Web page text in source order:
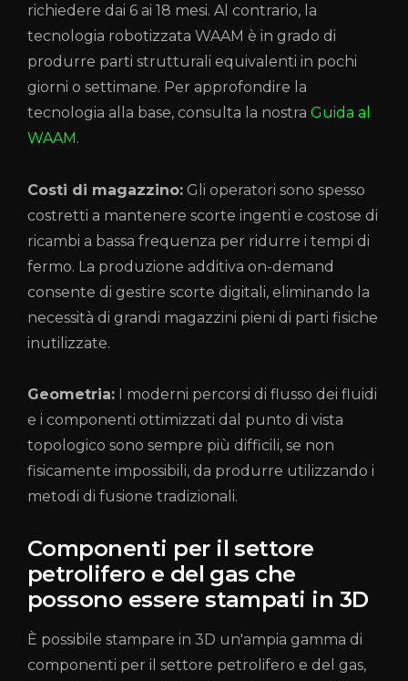
richiedere dai 6 ai 18 mesi. Al contrario, la
tecnologia robotizzata WAAM è in grado di
produrre parti strutturali equivalenti in pochi
giorni o settimane. Per approfondire la
tecnologia alla base, consulta la nostra Guida al
WAAM.
Costi di magazzino: Gli operatori sono spesso
costretti a mantenere scorte ingenti e costose di
ricambi a bassa frequenza per ridurre i tempi di
fermo. La produzione additiva on-demand
consente di gestire scorte digitali, eliminando la
necessità di grandi magazzini pieni di parti fisiche
inutilizzate.
Geometria: I moderni percorsi di flusso dei fluidi
e i componenti ottimizzati dal punto di vista
topologico sono sempre più difficili, se non
fisicamente impossibili, da produrre utilizzando i
metodi di fusione tradizionali.
Componenti per il settore
petrolifero e del gas che
possono essere stampati in 3D
È possibile stampare in 3D un'ampia gamma di
componenti per il settore petrolifero e del gas,